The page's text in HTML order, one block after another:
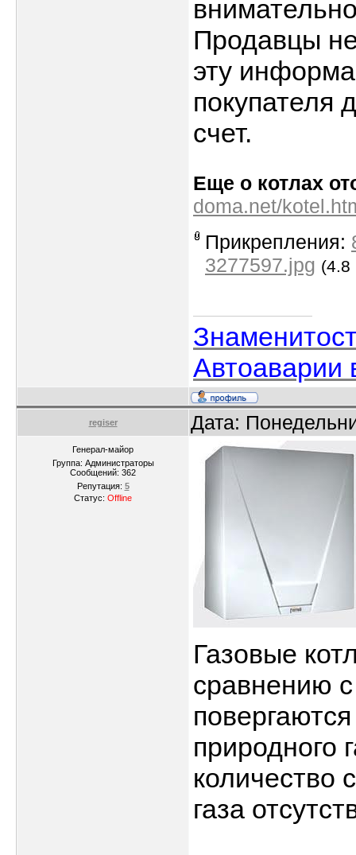
Продавцы
эту
покупателя
счет.
Еще о котлах
doma.net/
Прикрепления:
3277597.jpg (4.8
Автоаварии
regiser Дата:
Генерал-майор
Группа: Администраторы
Сообщений: 362
Репутация: 5
Статус: Offline
Газовые
сравнению
природного
количество
газа